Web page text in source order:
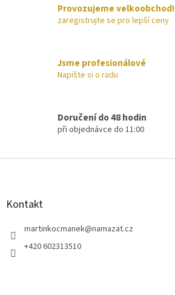
p
r
v
s
u
Provozujeme velkoobchod!
zaregistrujte se pro lepší ceny
Jsme profesionálové
Napište si o radu
Doručení do 48 hodin
při objednávce do 11:00
Z
Kontakt
martinkocmanek@namazat.cz
+420 602313510